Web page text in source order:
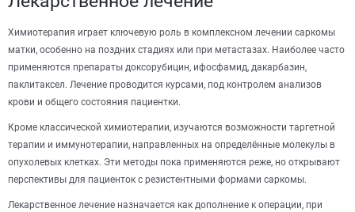
Химиотерапия играет ключевую роль в комплексном лечении саркомы
матки, особенно на поздних стадиях или при метастазах. Наиболее часто
применяются препараты доксорубицин, ифосфамид, дакарбазин,
паклитаксел. Лечение проводится курсами, под контролем анализов
крови и общего состояния пациентки.
Кроме классической химиотерапии, изучаются возможности таргетной
терапии и иммунотерапии, направленных на определённые молекулы в
опухолевых клетках. Эти методы пока применяются реже, но открывают
перспективы для пациенток с резистентными формами саркомы.
Лекарственное лечение назначается как дополнение к операции, при